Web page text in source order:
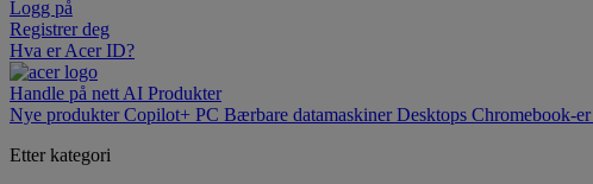
Logg på
Registrer deg
Hva er Acer ID?
Handle på nett AI Produkter
Nye produkterCopilot+ PC Bærbare datamaskinerDesktops Chromebook-er
Etter kategori